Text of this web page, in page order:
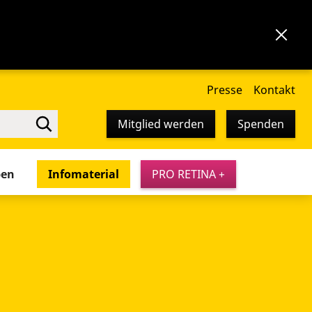
Presse Kontakt
Mitglied werden Spenden
Infomaterial PRO RETINA +